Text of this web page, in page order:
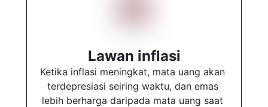
Lawan inflasi
Ketika inflasi meningkat, mata uang akan
terdepresiasi seiring waktu, dan emas
lebih berharga daripada mata uang saat